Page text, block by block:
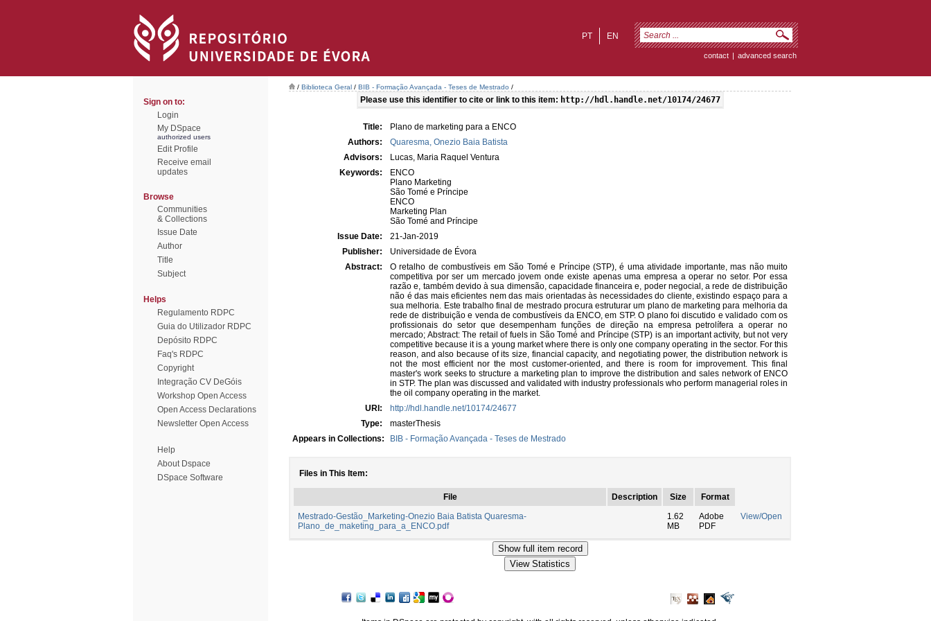
EN
PT
contact | advanced search
Sign on to:
Login
My DSpace
authorized users
Edit Profile
Receive email
updates
Browse
Communities
& Collections
Issue Date
Author
Title
Subject
Helps
Regulamento RDPC
Guia do Utilizador RDPC
Depósito RDPC
Faq's RDPC
Copyright
Integração CV DeGóis
Workshop Open Access
Open Access Declarations
Newsletter Open Access
Help
About Dspace
DSpace Software
/ Biblioteca Geral / BIB - Formação Avançada - Teses de Mestrado /
Please use this identifier to cite or link to this item: http://hdl.handle.net/10174/24677
Title:
Plano de marketing para a ENCO
Authors:
Quaresma, Onezio Baia Batista
Advisors:
Lucas, Maria Raquel Ventura
Keywords:
ENCO
Plano Marketing
São Tomé e Príncipe
ENCO
Marketing Plan
São Tomé and Príncipe
Issue Date:
21-Jan-2019
Publisher:
Universidade de Évora
Abstract:
O retalho de combustíveis em São Tomé e Prı́ncipe (STP), é uma atividade importante, mas não muito
competitiva por ser um mercado jovem onde existe apenas uma empresa a operar no setor. Por essa
razão e, também devido à sua dimensão, capacidade financeira e, poder negocial, a rede de distribuição
não é das mais eficientes nem das mais orientadas às necessidades do cliente, existindo espaço para a
sua melhoria. Este trabalho final de mestrado procura estruturar um plano de marketing para melhoria da
rede de distribuição e venda de combustíveis da ENCO, em STP. O plano foi discutido e validado com os
profissionais do setor que desempenham funções de direção na empresa petrolífera a operar no
mercado; Abstract: The retail of fuels in São Tomé and Príncipe (STP) is an important activity, but not very
competitive because it is a young market where there is only one company operating in the sector. For this
reason, and also because of its size, financial capacity, and negotiating power, the distribution network is
not the most efficient nor the most customer-oriented, and there is room for improvement. This final
master's work seeks to structure a marketing plan to improve the distribution and sales network of ENCO
in STP. The plan was discussed and validated with industry professionals who perform managerial roles in
the oil company operating in the market.
URI:
http://hdl.handle.net/10174/24677
Type:
masterThesis
Appears in Collections:
BIB - Formação Avançada - Teses de Mestrado
Files in This Item:
File Description Size
Format
Mestrado-Gestão_Marketing-Onezio Baia Batista Quaresma-
Plano_de_maketing_para_a_ENCO.pdf
1.62
MB
Adobe
PDF
View/Open